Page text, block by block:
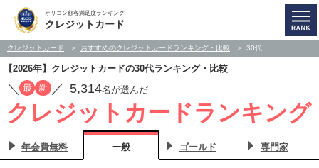
オリコン顧客満足度ランキング
クレジットカード
クレジットカード おすすめのクレジットカードランキング・比較 30代
【2026年】クレジットカードの30代ランキング・比較
／ 最 新 ／ 5,314名が選んだ
クレジットカードランキング
年会費無料 一般 ゴールド 専門家